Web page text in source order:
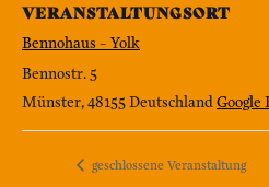
VERANSTALTUNGSORT
Bennohaus – Yolk
Bennostr. 5
Münster,48155DeutschlandGoogle
geschlossene Veranstaltung